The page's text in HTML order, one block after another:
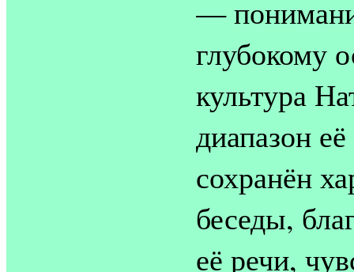
—
глубокому
культура
диапазон
сохранён
беседы,
её речи,